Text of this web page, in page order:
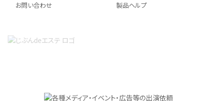
お問い合わせ
製品ヘルプ